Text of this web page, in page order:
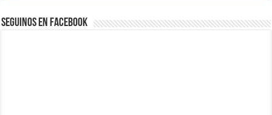
Seguinos en Facebook